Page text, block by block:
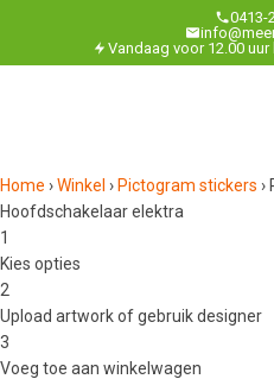
0413-
Vandaag voor 12.00
Home ›Winkel › Pictogram stickers ›
Hoofdschakelaar elektra
1
Kies opties
2
Upload artwork of gebruik designer
3
Voeg toe aan winkelwagen